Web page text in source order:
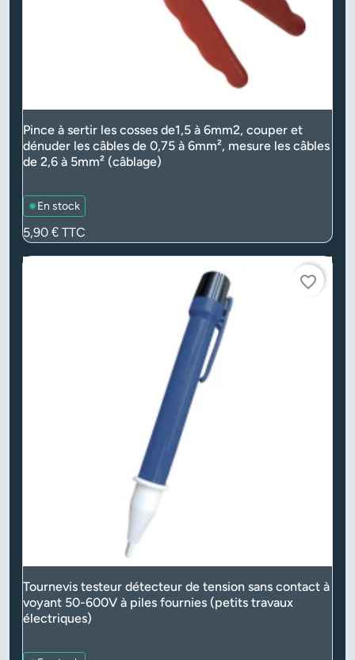
Pince à sertir les cosses de1,5 à 6mm2, couper et
dénuder les câbles de 0,75 à 6mm², mesure les câbles
de 2,6 à 5mm² (câblage)
En stock
Prix
5,90 € TTC
favorite_border
Tournevis testeur détecteur de tension sans contact à
voyant 50-600V à piles fournies (petits travaux
électriques)